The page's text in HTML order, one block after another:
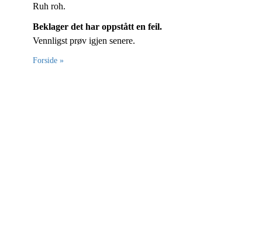
Ruh roh.
Beklager det har oppstått en feil.
Vennligst prøv igjen senere.
Forside »